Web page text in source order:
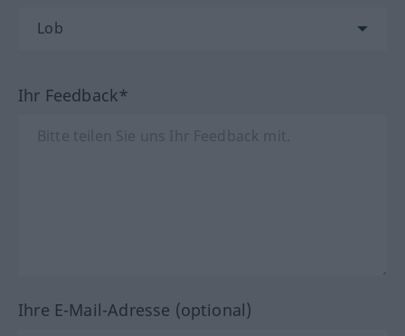
Ihr Feedback*
Ihre E-Mail-Adresse (optional)